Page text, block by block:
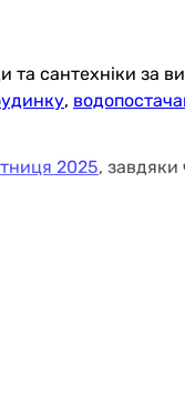
сантехніки за
,
2025,